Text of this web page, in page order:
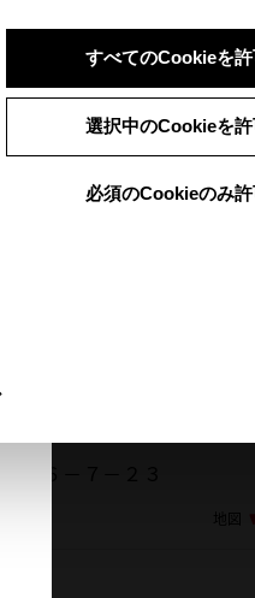
すべてのCookieを
選択中のCookieを
必須のCookieのみ
ログイン 検索
メニ